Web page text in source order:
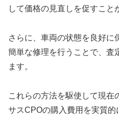
して価格の見直しを促すこと
さらに、車両の状態を良好に
簡単な修理を行うことで、査
ます。
これらの方法を駆使して現在
サスCPOの購入費用を実質的